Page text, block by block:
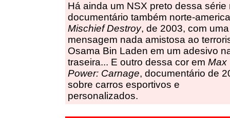
Há ainda um NSX preto dessa série
documentário também norte-
Mischief Destroy, de 2003, com uma
mensagem nada amistosa ao
Osama Bin Laden em um adesivo
traseira... E outro dessa cor em Max
Power: Carnage, documentário de
sobre carros esportivos e
personalizados.